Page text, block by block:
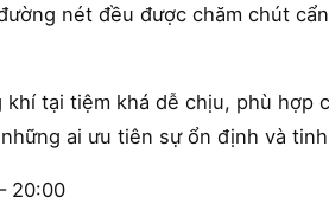
nét đều được chăm chút
khí tại tiệm khá dễ chịu, phù
ai ưu tiên sự ổn định và
20:00